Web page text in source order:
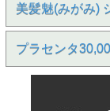
美髪魅(みがみ)
プラセンタ